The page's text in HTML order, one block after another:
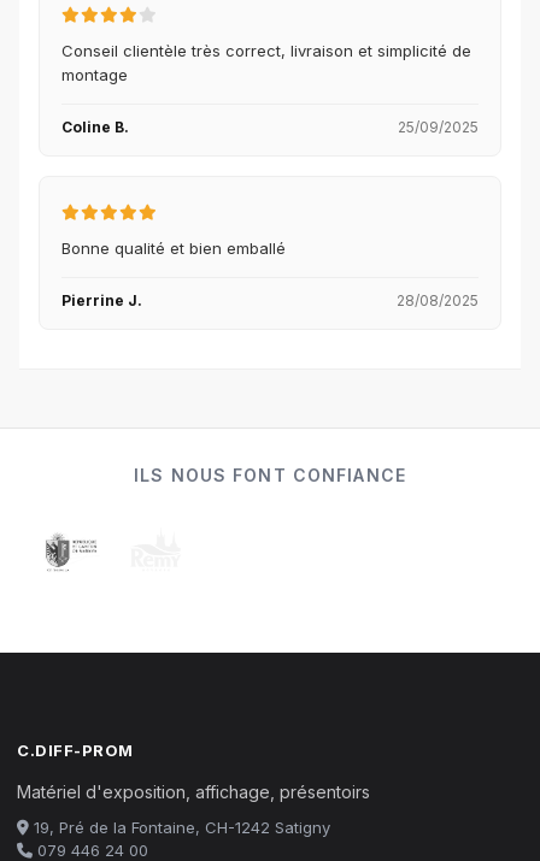
Conseil clientèle très correct, livraison et simplicité de
montage
Coline B. 25/09/2025
Bonne qualité et bien emballé
Pierrine J. 28/08/2025
ILS NOUS FONT CONFIANCE
C.DIFF-PROM
Matériel d'exposition, affichage, présentoirs
19, Pré de la Fontaine, CH-1242 Satigny
079 446 24 00